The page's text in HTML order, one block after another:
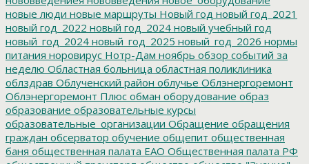
новые люди новые маршруты Новый год новый год_2021
новый год_2022 новый год_2024 новый учебный год
новый_год_2024 новый_год_2025 новый_год_2026 нормы
питания норовирус Нотр-Дам ноябрь обзор событий за
неделю Областная больница областная поликлиника
облздрав Облученский район облучье Облэнергоремонт
Облэнергоремонт Плюс обман оборудование образ
образование образовательные курсы
образовательные_организации Обращение обращения
граждан обсерватор обучение общепит общественная
баня общественная палата ЕАО Общественная палата РФ